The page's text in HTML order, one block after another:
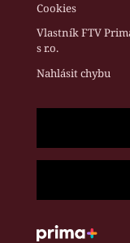
Cookies
Vlastník FTV
s r.o.
Nahlásit chybu